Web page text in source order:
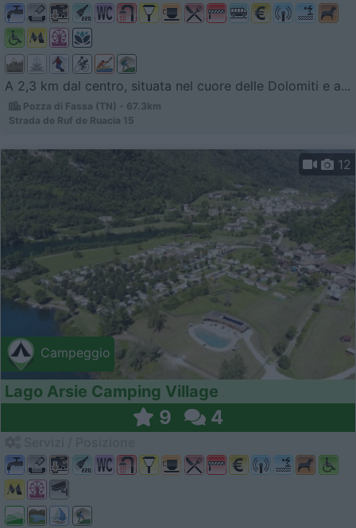
A 2,3 km dal centro, situata nel cuore delle Dolomiti e a...
Pozza di Fassa (TN) - 67.3km
Strada de Ruf de Ruacia 15
Campeggio
12
Lago Arsie Camping Village
9 4